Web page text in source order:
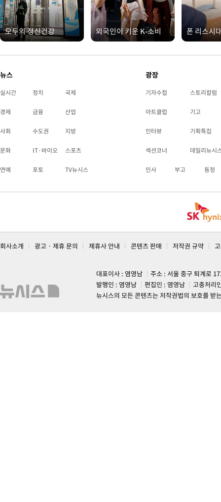
모두의 정신건강 외국인이 키운 K-소비 폰 리스시
뉴스
실시간 정치 국제
경제 금융 산업
사회 수도권 지방
문화 IT·바이오 스포츠
연예 포토 TV뉴시스
광장
기자수첩 스토리칼럼
아트클럽 기고
인터뷰 기획특집
섹션코너 데일리뉴시
인사 부고 동정
회사소개 광고 · 제휴 문의 제휴사 안내 콘텐츠 판매 저작권 규약
대표이사 : 염영남
주소 : 서울 중구 퇴계로
발행인 : 염영남
편집인 : 염영남
고충처리
뉴시스의 모든 콘텐츠는 저작권법의 보호를